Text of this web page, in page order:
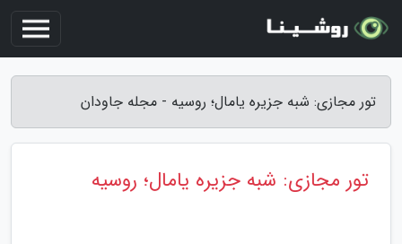
تور مجازی: شبه جزیره یامال؛ روسیه - مجله جاودان
تور مجازی: شبه جزیره یامال؛ روسیه